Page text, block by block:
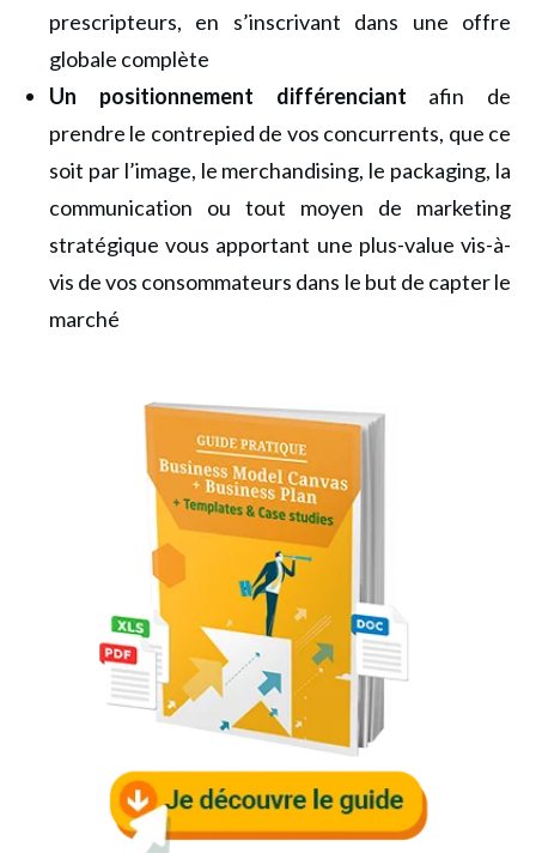
prescripteurs, en s’inscrivant dans une offre
globale complète
Un positionnement différenciant
afin de
prendre le contrepied de vos concurrents, que ce
soit par l’image, le merchandising, le packaging, la
communication ou tout moyen de marketing
stratégique vous apportant une plus-value vis-à-
vis de vos consommateurs dans le but de capter le
marché